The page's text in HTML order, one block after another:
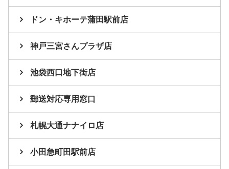
ドン・キホーテ蒲田駅前店
神戸三宮さんプラザ店
池袋西口地下街店
郵送対応専用窓口
札幌大通ナナイロ店
小田急町田駅前店